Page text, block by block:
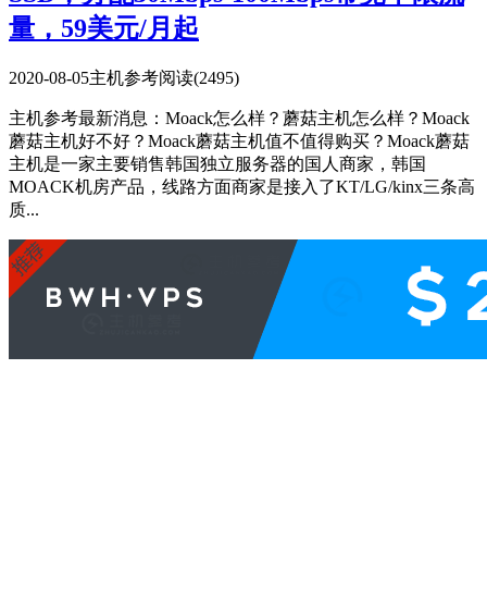
量，59美元/月起
2020-08-05主机参考阅读(2495)
主机参考最新消息：Moack怎么样？蘑菇主机怎么样？Moack
蘑菇主机好不好？Moack蘑菇主机值不值得购买？Moack蘑菇
主机是一家主要销售韩国独立服务器的国人商家，韩国
MOACK机房产品，线路方面商家是接入了KT/LG/kinx三条高
质...